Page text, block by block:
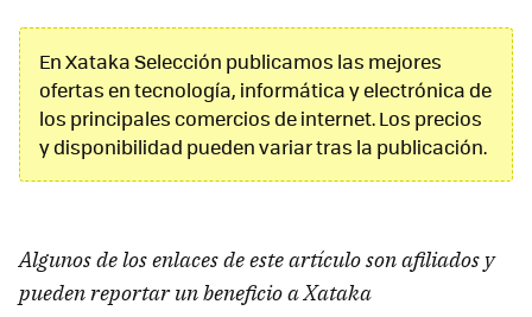
En Xataka Selección publicamos las mejores
ofertas en tecnología, informática y electrónica de
los principales comercios de internet. Los precios
y disponibilidad pueden variar tras la publicación.
Algunos de los enlaces de este artículo son afiliados y
pueden reportar un beneficio a Xataka